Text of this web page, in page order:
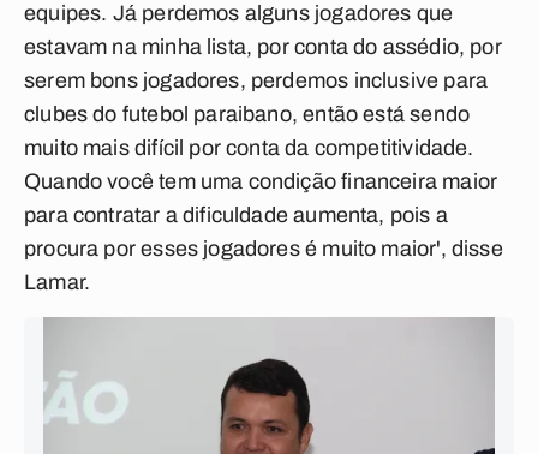
equipes. Já perdemos alguns jogadores que
estavam na minha lista, por conta do assédio, por
serem bons jogadores, perdemos inclusive para
clubes do futebol paraibano, então está sendo
muito mais difícil por conta da competitividade.
Quando você tem uma condição financeira maior
para contratar a dificuldade aumenta, pois a
procura por esses jogadores é muito maior', disse
Lamar.